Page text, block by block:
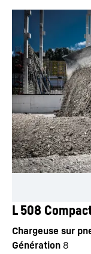
L 508
Chargeuse sur
Génération 8